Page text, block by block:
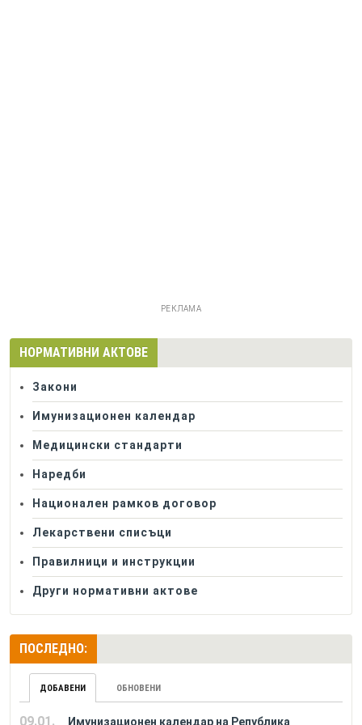
РЕКЛАМА
НОРМАТИВНИ АКТОВЕ
Закони
Имунизационен календар
Медицински стандарти
Наредби
Национален рамков договор
Лекарствени списъци
Правилници и инструкции
Други нормативни актове
ПОСЛЕДНО:
ДОБАВЕНИ ОБНОВЕНИ
09.01. Имунизационен календар на Република